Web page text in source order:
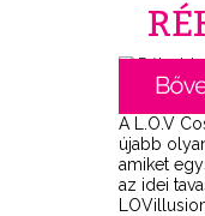
A L.O.V
újabb
amiket
az idei